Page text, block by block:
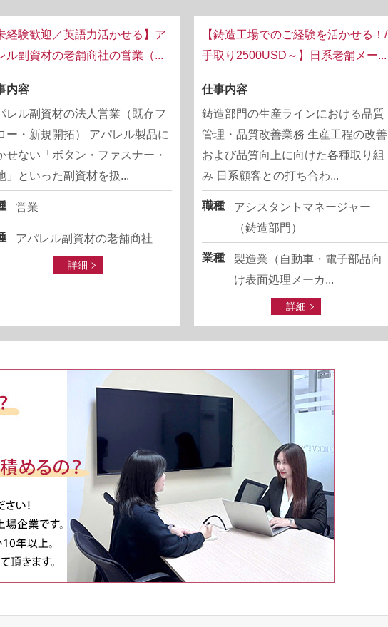
経験歓迎／英語力活かせる】ア
ル副資材の老舗商社の営業（...
内容
レル副資材の法人営業（既存フ
ー・新規開拓） アパレル製品に
せない「ボタン・ファスナー・
」といった副資材を扱...
営業
アパレル副資材の老舗商社
詳細
【鋳造工場でのご経験を活かせる！/
手取り2500USD～】日系老舗メー...
仕事内容
鋳造部門の生産ラインにおける品質
管理・品質改善業務 生産工程の改善
および品質向上に向けた各種取り組
み 日系顧客との打ち合わ...
職種
アシスタントマネージャー
（鋳造部門）
業種
製造業（自動車・電子部品向
け表面処理メーカ...
詳細